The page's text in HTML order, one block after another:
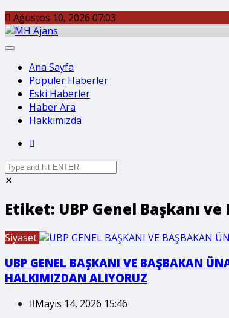
Ağustos 10, 2026 07:03
Ana Sayfa
Popüler Haberler
Eski Haberler
Haber Ara
Hakkımızda
✕
Etiket: UBP Genel Başkanı
Siyaset
UBP GENEL BAŞKANI VE BAŞBAKAN
HALKIMIZDAN ALIYORUZ
Mayıs 14, 2026 15:46